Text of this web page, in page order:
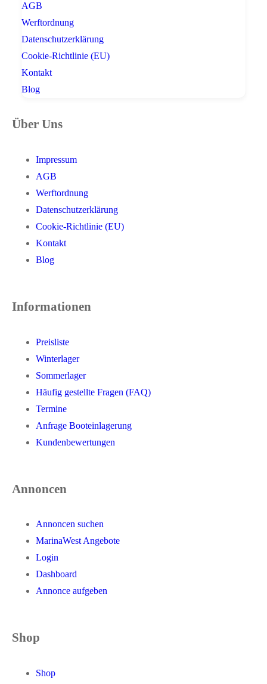
AGB
Werftordnung
Datenschutzerklärung
Cookie-Richtlinie (EU)
Kontakt
Blog
Über Uns
Impressum
AGB
Werftordnung
Datenschutzerklärung
Cookie-Richtlinie (EU)
Kontakt
Blog
Informationen
Preisliste
Winterlager
Sommerlager
Häufig gestellte Fragen (FAQ)
Termine
Anfrage Booteinlagerung
Kundenbewertungen
Annoncen
Annoncen suchen
MarinaWest Angebote
Login
Dashboard
Annonce aufgeben
Shop
Shop